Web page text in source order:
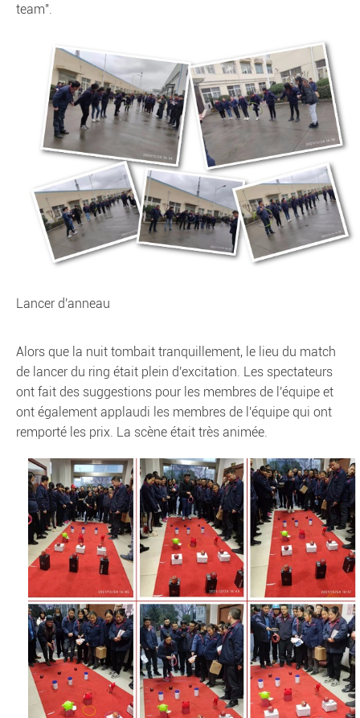
team".
Lancer d'anneau
Alors que la nuit tombait tranquillement, le lieu du match
de lancer du ring était plein d'excitation. Les spectateurs
ont fait des suggestions pour les membres de l'équipe et
ont également applaudi les membres de l'équipe qui ont
remporté les prix. La scène était très animée.